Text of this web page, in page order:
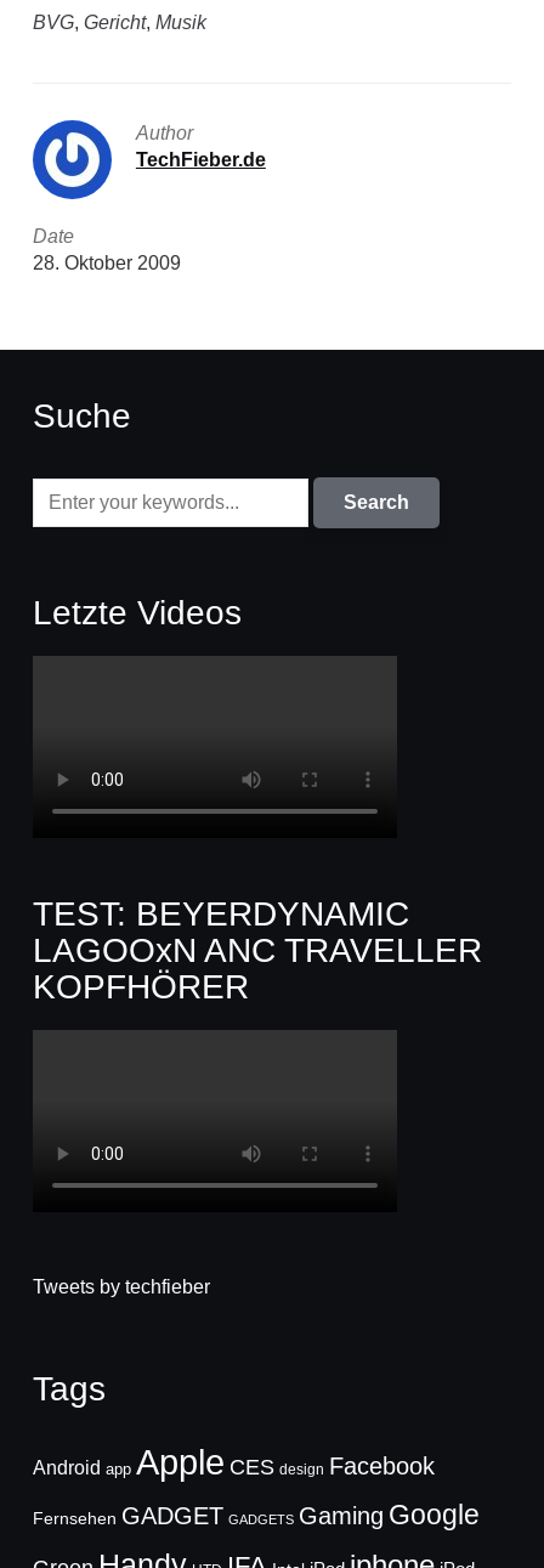
BVG, Gericht, Musik
Author
TechFieber.de
Date
28. Oktober 2009
Suche
Letzte Videos
TEST: BEYERDYNAMIC
LAGOOxN ANC TRAVELLER
KOPFHÖRER
Tweets by techfieber
Tags
Android app Apple CES design Facebook
Fernsehen GADGET GADGETS Gaming Google